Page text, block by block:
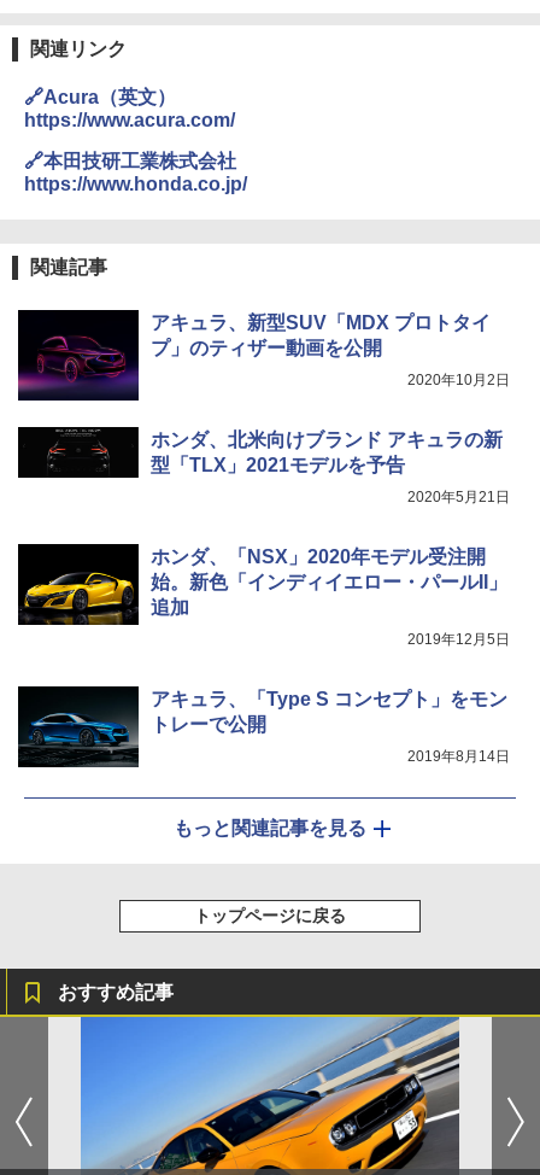
関連リンク
🔗Acura（英文）
https://www.acura.com/
🔗本田技研工業株式会社
https://www.honda.co.jp/
関連記事
アキュラ、新型SUV「MDX プロトタイ
プ」のティザー動画を公開
2020年10月2日
ホンダ、北米向けブランド アキュラの新
型「TLX」2021モデルを予告
2020年5月21日
ホンダ、「NSX」2020年モデル受注開
始。新色「インディイエロー・パールII」
追加
2019年12月5日
アキュラ、「Type S コンセプト」をモン
トレーで公開
2019年8月14日
もっと関連記事を見る
トップページに戻る
おすすめ記事